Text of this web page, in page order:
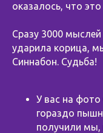
оказалось, что
Сразу 3000
ударила корица,
Синнабон. Судьба!
У вас на
гораздо
получили мы,